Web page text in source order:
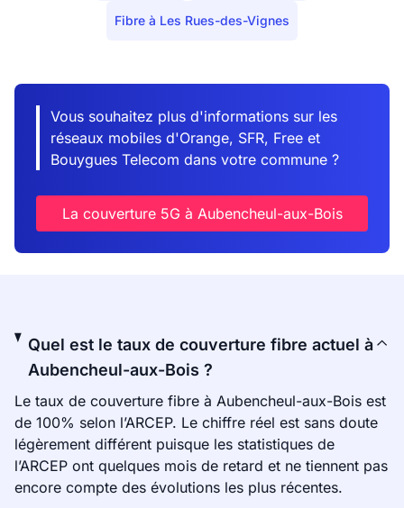
Fibre à Les Rues-des-Vignes
Vous souhaitez plus d'informations sur les
réseaux mobiles d'Orange, SFR, Free et
Bouygues Telecom dans votre commune ?
La couverture 5G à Aubencheul-aux-Bois
Quel est le taux de couverture fibre actuel à
Aubencheul-aux-Bois ?
Le taux de couverture fibre à Aubencheul-aux-Bois est
de 100% selon l’ARCEP. Le chiffre réel est sans doute
légèrement différent puisque les statistiques de
l’ARCEP ont quelques mois de retard et ne tiennent pas
encore compte des évolutions les plus récentes.